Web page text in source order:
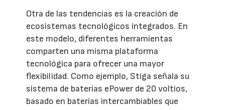
Otra de las tendencias es la creación de
ecosistemas tecnológicos integrados. En
este modelo, diferentes herramientas
comparten una misma plataforma
tecnológica para ofrecer una mayor
flexibilidad. Como ejemplo, Stiga señala su
sistema de baterías ePower de 20 voltios,
basado en baterías intercambiables que